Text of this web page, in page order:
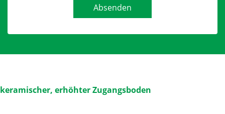
Absenden
keramischer, erhöhter Zugangsboden